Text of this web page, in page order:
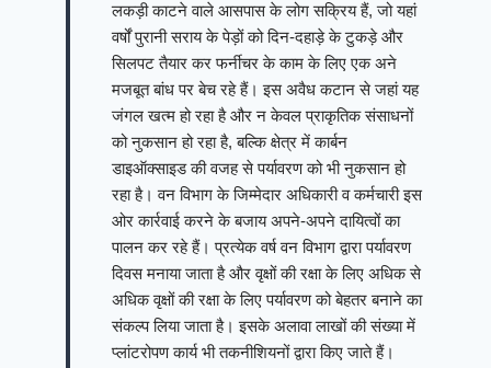
लकड़ी काटने वाले आसपास के लोग सक्रिय हैं, जो यहां
वर्षों पुरानी सराय के पेड़ों को दिन-दहाड़े के टुकड़े और
सिलपट तैयार कर फर्नीचर के काम के लिए एक अने
मजबूत बांध पर बेच रहे हैं। इस अवैध कटान से जहां यह
जंगल खत्म हो रहा है और न केवल प्राकृतिक संसाधनों
को नुकसान हो रहा है, बल्कि क्षेत्र में कार्बन
डाइऑक्साइड की वजह से पर्यावरण को भी नुकसान हो
रहा है। वन विभाग के जिम्मेदार अधिकारी व कर्मचारी इस
ओर कार्रवाई करने के बजाय अपने-अपने दायित्वों का
पालन कर रहे हैं। प्रत्येक वर्ष वन विभाग द्वारा पर्यावरण
दिवस मनाया जाता है और वृक्षों की रक्षा के लिए अधिक से
अधिक वृक्षों की रक्षा के लिए पर्यावरण को बेहतर बनाने का
संकल्प लिया जाता है। इसके अलावा लाखों की संख्या में
प्लांटरोपण कार्य भी तकनीशियनों द्वारा किए जाते हैं।